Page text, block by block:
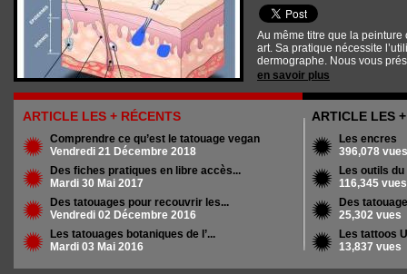
Au même titre que la
art. Sa pratique nécessite
dermographe. Nous vous
rubriqueTechnique
réalisés dans le domaine
conséquences sur le métier
en savoir plus
ARTICLE LES + RÉCENTS
Comprendre ce qu’est le tatouage vegan
Vendredi 21 Décembre 2018
Des fiches pratiques en libre accès...
Mardi 30 Mai 2017
Des tatouages pour recouvrir les...
Vendredi 02 Décembre 2016
Les tatouages botaniques de l’...
Mardi 03 Mai 2016
ARTICLE LES
Les encres
396,078 vues
Les outils
116,345 vues
Des
25,302 vues
Les tattoos
13,837 vues